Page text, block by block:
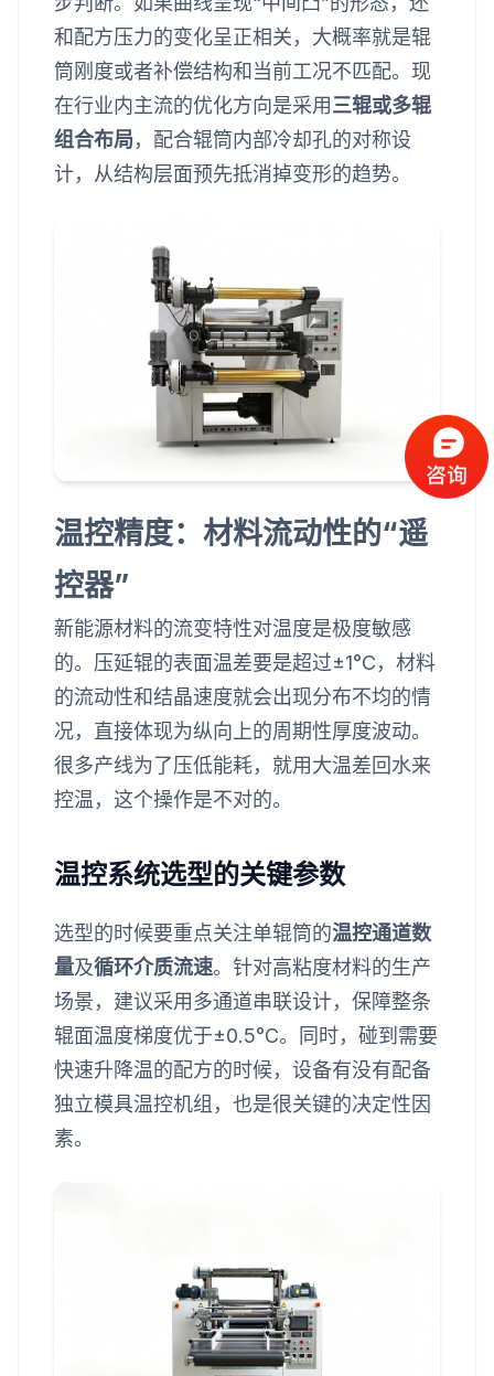
和配方压力的变化呈正相关，大概率就是辊
筒刚度或者补偿结构和当前工况不匹配。现
在行业内主流的优化方向是采用三辊或多辊
组合布局，配合辊筒内部冷却孔的对称设
计，从结构层面预先抵消掉变形的趋势。
温控精度：材料流动性的“遥
控器”
新能源材料的流变特性对温度是极度敏感
的。压延辊的表面温差要是超过±1°C，材料
的流动性和结晶速度就会出现分布不均的情
况，直接体现为纵向上的周期性厚度波动。
很多产线为了压低能耗，就用大温差回水来
控温，这个操作是不对的。
温控系统选型的关键参数
选型的时候要重点关注单辊筒的温控通道数
量及循环介质流速。针对高粘度材料的生产
场景，建议采用多通道串联设计，保障整条
辊面温度梯度优于±0.5°C。同时，碰到需要
快速升降温的配方的时候，设备有没有配备
独立模具温控机组，也是很关键的决定性因
素。